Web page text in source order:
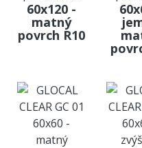
60x120 -
matný
povrch R10